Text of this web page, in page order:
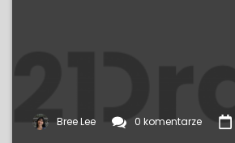
Bree Lee 0 komentarze